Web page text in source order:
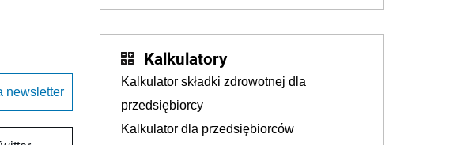
Kalkulatory
Kalkulator składki zdrowotnej dla
przedsiębiorcy
Kalkulator dla przedsiębiorców